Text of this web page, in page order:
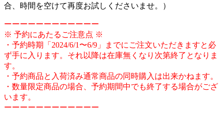
合、時間を空けて再度お試しくださいませ。）
ーーーーーーーーーーーー
※ 予約にあたるご注意点 ※
・予約時期「2024/6/1〜6/9」までにご注文いただきますと必
ず手に入ります。それ以降は在庫無くなり次第終了となりま
す。
・予約商品と入荷済み通常商品の同時購入は出来かねます。
・数量限定商品の場合、予約期間中でも終了する場合がござ
います。
ーーーーーーーーーーーー